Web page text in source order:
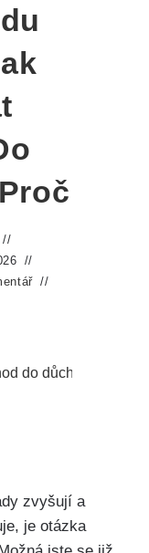
do důchodu a proč
zvyšují a
je otázka